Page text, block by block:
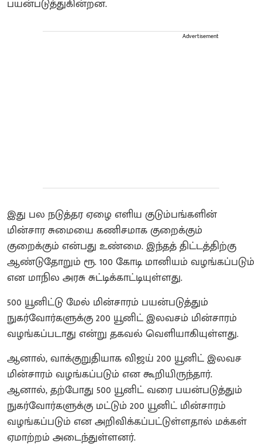
பயன்படுத்துகின்றன.
Advertisement
இது பல நடுத்தர ஏழை எளிய குடும்பங்களின்
மின்சார சுமையை கணிசமாக குறைக்கும்
குறைக்கும் என்பது உண்மை. இந்தத் திட்டத்திற்கு
ஆண்டுதோறும் ரூ. 100 கோடி மானியம் வழங்கப்படும்
என மாநில அரசு சுட்டிக்காட்டியுள்ளது.
500 யூனிட்டு மேல் மின்சாரம் பயன்படுத்தும்
நுகர்வோர்களுக்கு 200 யூனிட் இலவசம் மின்சாரம்
வழங்கப்படாது என்று தகவல் வெளியாகியுள்ளது.
ஆனால், வாக்குறுதியாக விஜய் 200 யூனிட் இலவச
மின்சாரம் வழங்கப்படும் என கூறியிருந்தார்.
ஆனால், தற்போது 500 யூனிட் வரை பயன்படுத்தும்
நுகர்வோர்களுக்கு மட்டும் 200 யூனிட் மின்சாரம்
வழங்கப்படும் என அறிவிக்கப்பட்டுள்ளதால் மக்கள்
ஏமாற்றம் அடைந்துள்ளனர்.